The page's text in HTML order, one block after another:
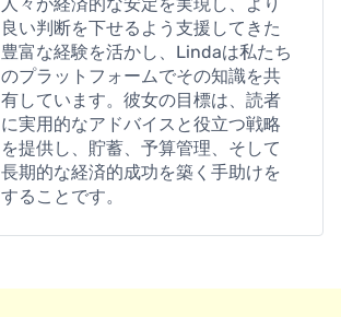
良い判断を下せるよう支援してきた
豊富な経験を活かし、Lindaは私たち
のプラットフォームでその知識を共
有しています。彼女の目標は、読者
に実用的なアドバイスと役立つ戦略
を提供し、貯蓄、予算管理、そして
長期的な経済的成功を築く手助けを
することです。